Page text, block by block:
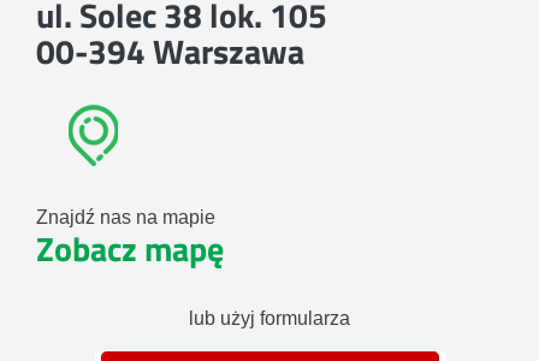
ul. Solec 38 lok. 105
00-394 Warszawa
Znajdź nas na mapie
Zobacz mapę
lub użyj formularza